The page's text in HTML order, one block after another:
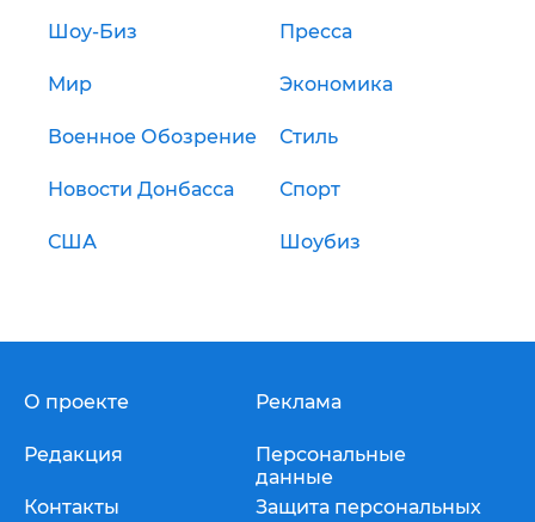
Шоу-Биз Пресса
Мир Экономика
Военное Обозрение Стиль
Новости Донбасса Спорт
США Шоубиз
О проекте
Редакция
Контакты
Реклама
Персональные
данные
Защита персональных